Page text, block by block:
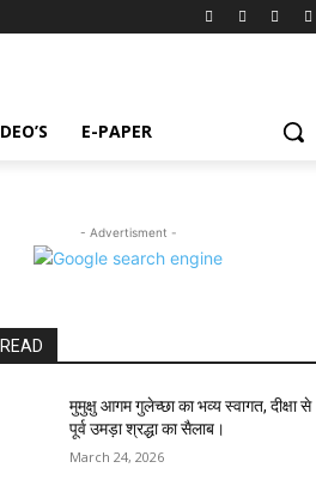
E-PAPER
- Advertisment -
मुमुक्षु आगम गुलेच्छा का भव्य स्वागत, दीक्षा से
पूर्व उमड़ा श्रद्धा का सैलाब।
March 24, 2026